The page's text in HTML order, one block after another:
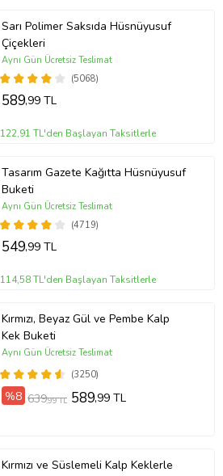
Sarı Polimer Saksıda Hüsnüyusuf
Çiçekleri
(5068)
Aynı Gün Ücretsiz Teslimat
589,99 TL
122,91 TL'den Başlayan Taksitlerle
Tasarım Gazete Kağıtta Hüsnüyusuf
Buketi
(4719)
Aynı Gün Ücretsiz Teslimat
549,99 TL
114,58 TL'den Başlayan Taksitlerle
Kırmızı, Beyaz Gül ve Pembe Kalp
Kek Buketi
(3250)
Aynı Gün Ücretsiz Teslimat
%8 639,99 TL 589,99 TL
Kırmızı ve Süslemeli Kalp Keklerle